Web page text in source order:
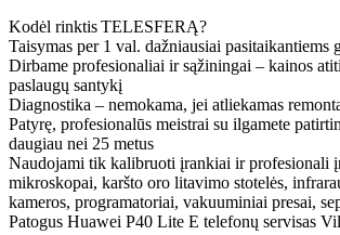
Kodėl rinktis TELESFERĄ?
Taisymas per 1 val. dažniausiai pasitaikantiems
Dirbame profesionaliai ir sąžiningai – kainos
paslaugų santykį
Diagnostika – nemokama, jei atliekamas
Patyrę, profesionalūs meistrai su ilgamete
daugiau nei 25 metus
Naudojami tik kalibruoti įrankiai ir profesionali
mikroskopai, karšto oro litavimo stotelės,
kameros, programatoriai, vakuuminiai presai,
Patogus Huawei P40 Lite E telefonų servisas